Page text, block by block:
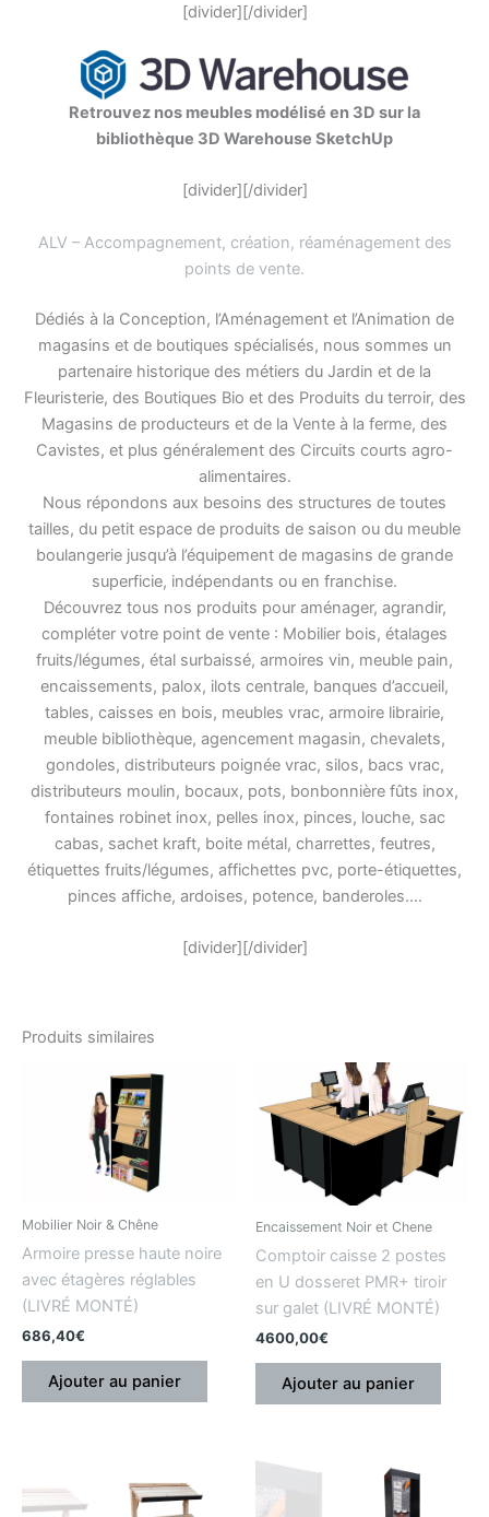
[divider][/divider]
Retrouvez nos meubles modélisé en 3D sur la
bibliothèque 3D Warehouse SketchUp
[divider][/divider]
ALV – Accompagnement, création, réaménagement des
points de vente.
Dédiés à la Conception, l’Aménagement et l’Animation de
magasins et de boutiques spécialisés, nous sommes un
partenaire historique des métiers du Jardin et de la
Fleuristerie, des Boutiques Bio et des Produits du terroir, des
Magasins de producteurs et de la Vente à la ferme, des
Cavistes, et plus généralement des Circuits courts agro-
alimentaires.
Nous répondons aux besoins des structures de toutes
tailles, du petit espace de produits de saison ou du meuble
boulangerie jusqu’à l’équipement de magasins de grande
superficie, indépendants ou en franchise.
Découvrez tous nos produits pour aménager, agrandir,
compléter votre point de vente : Mobilier bois, étalages
fruits/légumes, étal surbaissé, armoires vin, meuble pain,
encaissements, palox, ilots centrale, banques d’accueil,
tables, caisses en bois, meubles vrac, armoire librairie,
meuble bibliothèque, agencement magasin, chevalets,
gondoles, distributeurs poignée vrac, silos, bacs vrac,
distributeurs moulin, bocaux, pots, bonbonnière fûts inox,
fontaines robinet inox, pelles inox, pinces, louche, sac
cabas, sachet kraft, boite métal, charrettes, feutres,
étiquettes fruits/légumes, affichettes pvc, porte-étiquettes,
pinces affiche, ardoises, potence, banderoles….
[divider][/divider]
Produits similaires
Mobilier Noir & Chêne
Armoire presse haute noire
avec étagères réglables
(LIVRÉ MONTÉ)
686,40€
Ajouter au panier
Encaissement Noir et Chene
Comptoir caisse 2 postes
en U dosseret PMR+ tiroir
sur galet (LIVRÉ MONTÉ)
4600,00€
Ajouter au panier